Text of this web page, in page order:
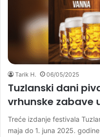
Tarik H. 06/05/2025
Tuzlanski dani
vrhunske zabave
Treće izdanje festivala
maja do 1. juna 2025.